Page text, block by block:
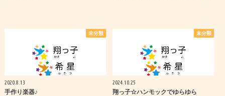
未分類
2020.8.13
手作り楽器♪
未分類
2024.10.25
翔っ子☆ハンモックでゆらゆら